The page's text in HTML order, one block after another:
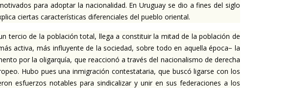
para adoptar la nacionalidad. En Uruguay se dio a fines del siglo
ciertas características diferenciales del pueblo oriental.
tercio de la población total, llega a constituir la mitad de la población de
activa, más influyente de la sociedad, sobre todo en aquella época− la
por la oligarquía, que reaccionó a través del nacionalismo de derecha
Hubo pues una inmigración contestataria, que buscó ligarse con los
esfuerzos notables para sindicalizar y unir en sus federaciones a los